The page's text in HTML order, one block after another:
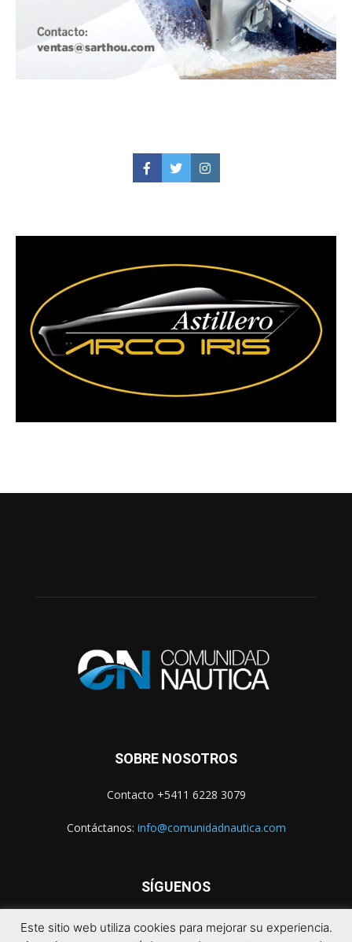
FacebookTwitterInstagram
SOBRE NOSOTROS
Contacto +5411 6228 3079
Contáctanos: info@comunidadnautica.com
SÍGUENOS
Este sitio web utiliza cookies para mejorar su experiencia.